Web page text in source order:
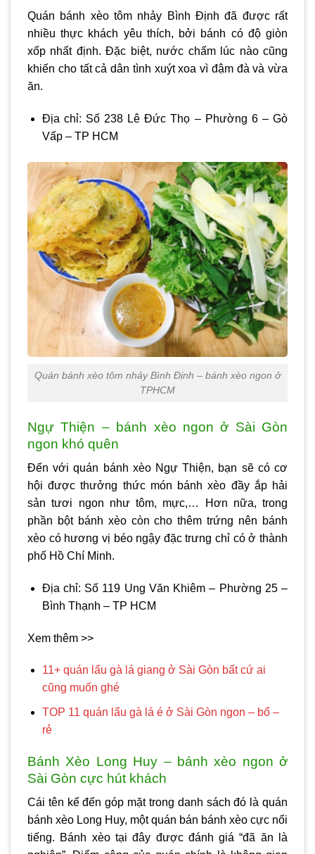
Quán bánh xèo tôm nhảy Bình Định đã được rất
nhiều thực khách yêu thích, bởi bánh có độ giòn
xốp nhất định. Đặc biệt, nước chấm lúc nào cũng
khiến cho tất cả dân tình xuýt xoa vì đậm đà và vừa
ăn.
Địa chỉ: Số 238 Lê Đức Thọ – Phường 6 – Gò
Vấp – TP HCM
Quán bánh xèo tôm nhảy Bình Định – bánh xèo ngon ở
TPHCM
Ngự Thiện – bánh xèo ngon ở Sài Gòn
ngon khó quên
Đến với quán bánh xèo Ngự Thiện, bạn sẽ có cơ
hội được thưởng thức món bánh xèo đầy ắp hải
sản tươi ngon như tôm, mực,… Hơn nữa, trong
phần bột bánh xèo còn cho thêm trứng nên bánh
xèo có hương vị béo ngậy đặc trưng chỉ có ở thành
phố Hồ Chí Minh.
Địa chỉ: Số 119 Ung Văn Khiêm – Phường 25 –
Bình Thạnh – TP HCM
Xem thêm >>
11+ quán lẩu gà lá giang ở Sài Gòn bất cứ ai
cũng muốn ghé
TOP 11 quán lẩu gà lá é ở Sài Gòn ngon – bổ –
rẻ
Bánh Xèo Long Huy – bánh xèo ngon ở
Sài Gòn cực hút khách
Cái tên kế đến góp mặt trong danh sách đó là quán
bánh xèo Long Huy, một quán bán bánh xèo cực nổi
tiếng. Bánh xèo tại đây được đánh giá “đã ăn là